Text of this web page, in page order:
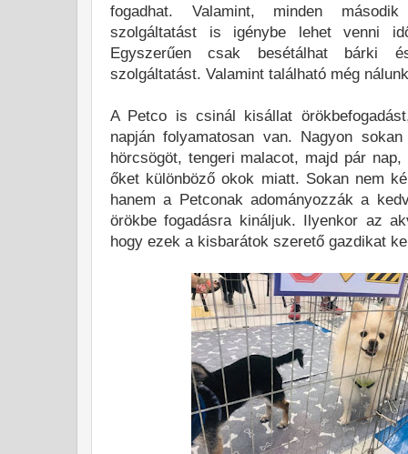
fogadhat. Valamint, minden
szolgáltatást is igénybe lehet venni
Egyszerűen csak besétálhat bárki
szolgáltatást. Valamint található még
A Petco is csinál kisállat
napján folyamatosan van. Nagyon
hörcsögöt, tengeri malacot, majd pár
őket különböző okok miatt. Sokan nem
hanem a Petconak adományozzák a
örökbe fogadásra kináljuk. Ilyenkor az
hogy ezek a kisbarátok szerető gazdikat